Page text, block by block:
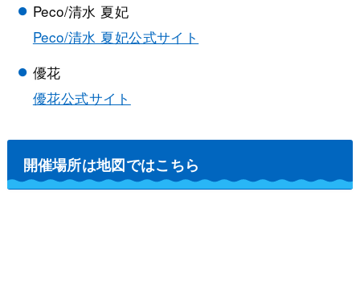
Peco/清水 夏妃
Peco/清水 夏妃公式サイト
優花
優花公式サイト
開催場所は地図ではこちら